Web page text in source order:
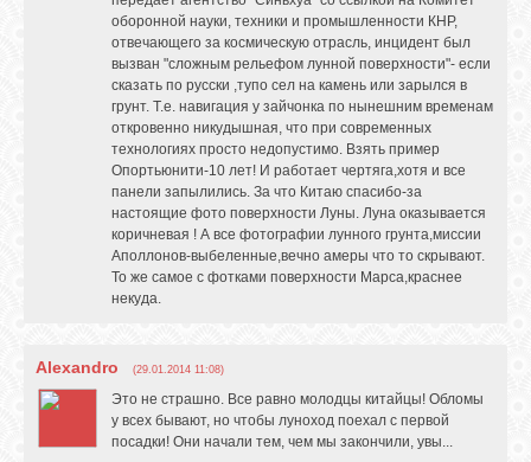
оборонной науки, техники и промышленности КНР,
отвечающего за космическую отрасль, инцидент был
вызван "сложным рельефом лунной поверхности"- если
сказать по русски ,тупо сел на камень или зарылся в
грунт. Т.е. навигация у зайчонка по нынешним временам
откровенно никудышная, что при современных
технологиях просто недопустимо. Взять пример
Опортьюнити-10 лет! И работает чертяга,хотя и все
панели запылились. За что Китаю спасибо-за
настоящие фото поверхности Луны. Луна оказывается
коричневая ! А все фотографии лунного грунта,миссии
Аполлонов-выбеленные,вечно амеры что то скрывают.
То же самое с фотками поверхности Марса,краснее
некуда.
Alexandro (29.01.2014 11:08)
Это не страшно. Все равно молодцы китайцы! Обломы
у всех бывают, но чтобы луноход поехал с первой
посадки! Они начали тем, чем мы закончили, увы...